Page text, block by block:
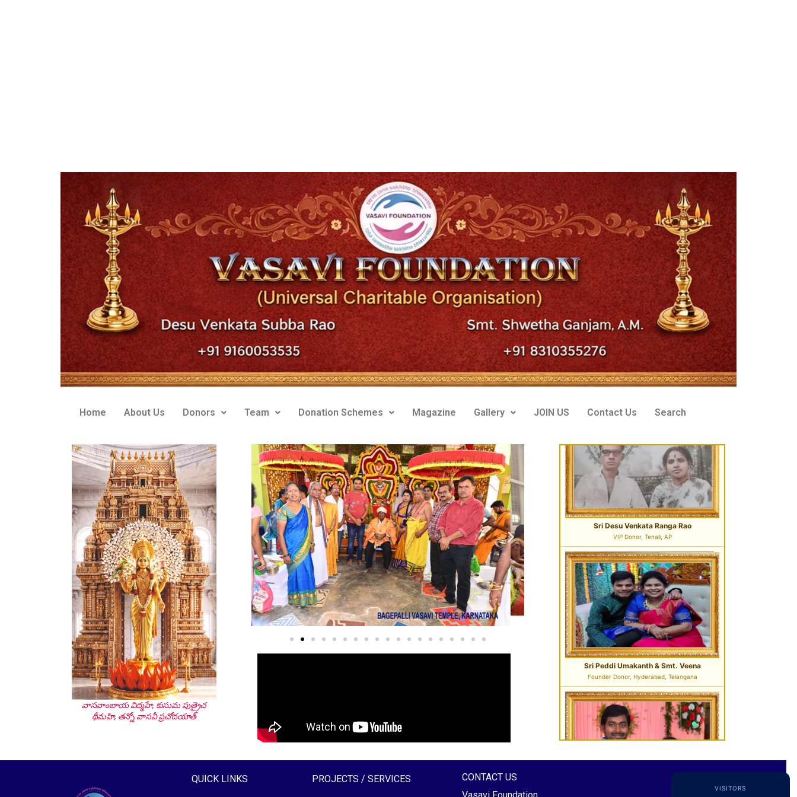
Home About Us Donors Team Donation Schemes Magazine Gallery JOIN US Contact Us Search
వాసవాంబాయ విద్మహే, కుసుమ పుత్రైచ
థీమహి, తన్నో వాసవీ ప్రచోదయాత్
Sri Perla Satyanarayana
Founder Donor, USA
Sri Desu Venkata Ranga Rao
Sri Peddi Umakanth & Smt. Veena
Founder Donor, Hyderabad, Telangana
Sri Pavan Gupta
VIP Donor & TG State President, Hyderabad
QUICK LINKS
PROJECTS / SERVICES
CONTACT US
Vasavi Foundation
VISITORS